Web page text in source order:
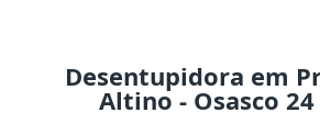
Desentupidora em
Altino - Osasco